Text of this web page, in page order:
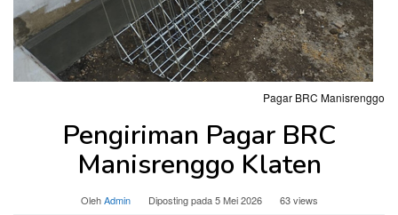
Pagar BRC Manisrenggo
Pengiriman Pagar BRC
Manisrenggo Klaten
OlehAdmin Diposting pada5 Mei 2026 63 views